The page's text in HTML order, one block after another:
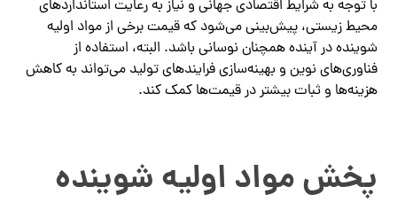
با توجه به شرایط اقتصادی جهانی و نیاز به رعایت استانداردهای
محیط زیستی، پیش‌بینی می‌شود که قیمت برخی از مواد اولیه
شوینده در آینده همچنان نوسانی باشد. البته، استفاده از
فناوری‌های نوین و بهینه‌سازی فرایندهای تولید می‌تواند به کاهش
هزینه‌ها و ثبات بیشتر در قیمت‌ها کمک کند.
پخش مواد اولیه شوینده